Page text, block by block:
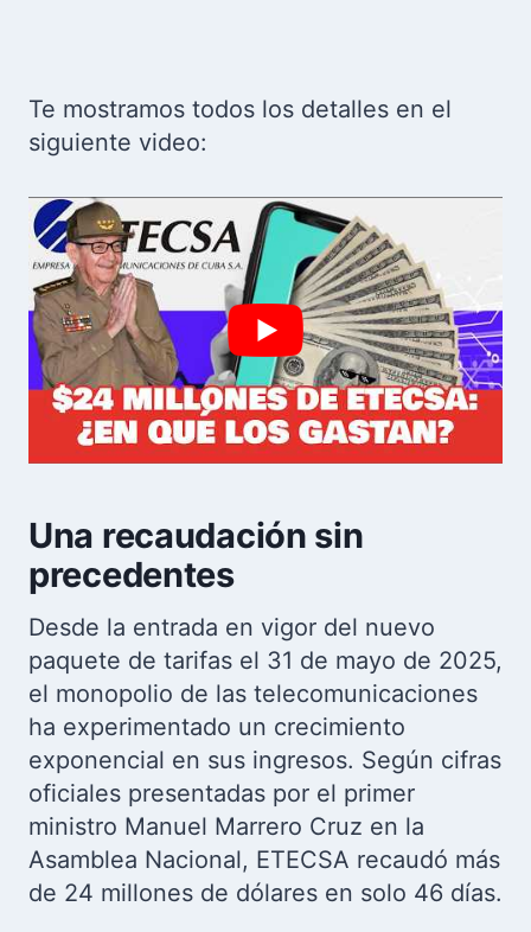
Te mostramos todos los detalles en el
siguiente video:
Una recaudación sin
precedentes
Desde la entrada en vigor del nuevo
paquete de tarifas el 31 de mayo de 2025,
el monopolio de las telecomunicaciones
ha experimentado un crecimiento
exponencial en sus ingresos. Según cifras
oficiales presentadas por el primer
ministro Manuel Marrero Cruz en la
Asamblea Nacional, ETECSA recaudó más
de 24 millones de dólares en solo 46 días.